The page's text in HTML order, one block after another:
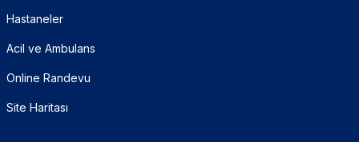
Hastaneler
Acil ve Ambulans
Online Randevu
Site Haritası